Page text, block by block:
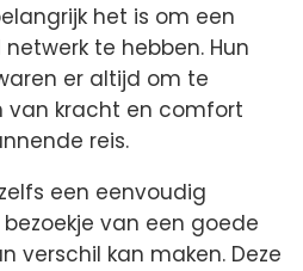
het is om een
te hebben. Hun
er altijd om te
van kracht en comfort
reis.
een eenvoudig
van een goede
verschil kan maken. Deze